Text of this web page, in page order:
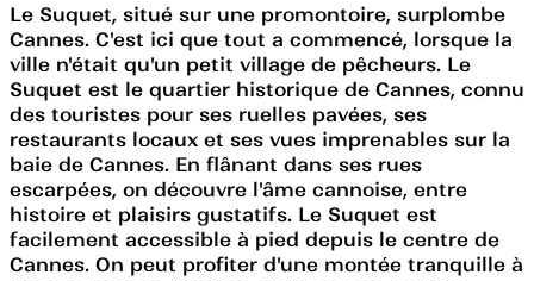
Le Suquet, situé sur une promontoire, surplombe
Cannes. C'est ici que tout a commencé, lorsque la
ville n'était qu'un petit village de pêcheurs. Le
Suquet est le quartier historique de Cannes, connu
des touristes pour ses ruelles pavées, ses
restaurants locaux et ses vues imprenables sur la
baie de Cannes. En flânant dans ses rues
escarpées, on découvre l'âme cannoise, entre
histoire et plaisirs gustatifs. Le Suquet est
facilement accessible à pied depuis le centre de
Cannes. On peut profiter d'une montée tranquille à